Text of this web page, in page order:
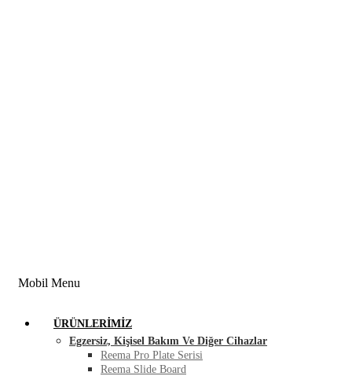
Mobil Menu
ÜRÜNLERIMIZ
Egzersiz, Kişisel Bakım Ve Diğer Cihazlar
Reema Pro Plate Serisi
Reema Slide Board